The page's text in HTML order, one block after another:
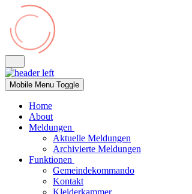
Mobile Menu Toggle
Home
About
Meldungen
Aktuelle Meldungen
Archivierte Meldungen
Funktionen
Gemeindekommando
Kontakt
Kleiderkammer